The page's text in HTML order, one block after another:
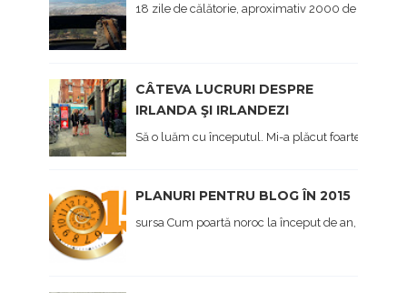
18 zile de călătorie, aproximativ 2000 de
CÂTEVA LUCRURI DESPRE
IRLANDA ŞI IRLANDEZI
Să o luăm cu începutul. Mi-a plăcut foarte mult
PLANURI PENTRU BLOG ÎN 2015
sursa Cum poartă noroc la început de an, afișez și